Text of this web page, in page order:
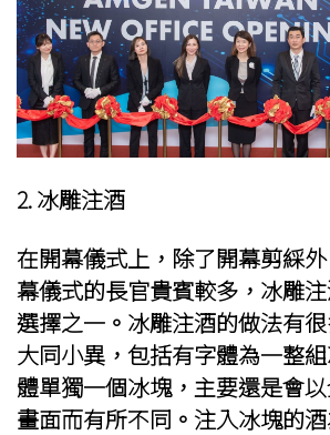
2. 冰雕注酒
在開幕儀式上，除了開幕剪綵
幕儀式的長官貴賓較多，冰雕
選擇之一。冰雕注酒的做法有
大同小異，包括有字體為一整
體單獨一個冰塊，主要還是會
畫面而有所不同。注入冰塊的